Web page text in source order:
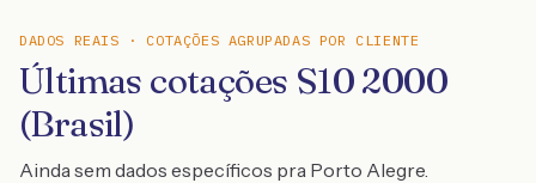
DADOS REAIS · COTAÇÕES AGRUPADAS POR CLIENTE
Últimas cotações S10 2000
(Brasil)
Ainda sem dados específicos pra Porto Alegre.